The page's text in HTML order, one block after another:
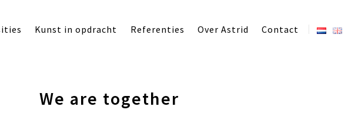
Kunst in opdracht Referenties Over Astrid Contact
We are together